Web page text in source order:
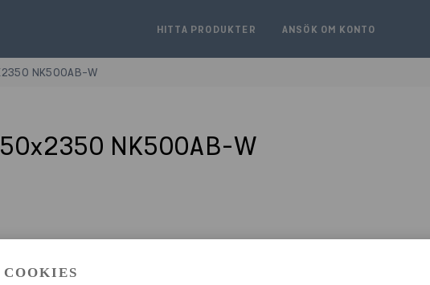
COOKIES
HITTA PRODUKTER ANSÖK OM KONTO
NK500AB-W
NK500AB-W